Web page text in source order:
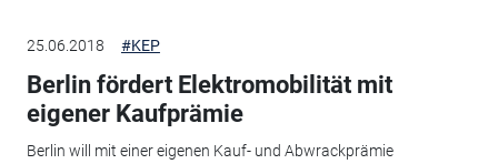
25.06.2018 #KEP
Berlin fördert Elektromobilität mit
eigener Kaufprämie
Berlin will mit einer eigenen Kauf- und Abwrackprämie